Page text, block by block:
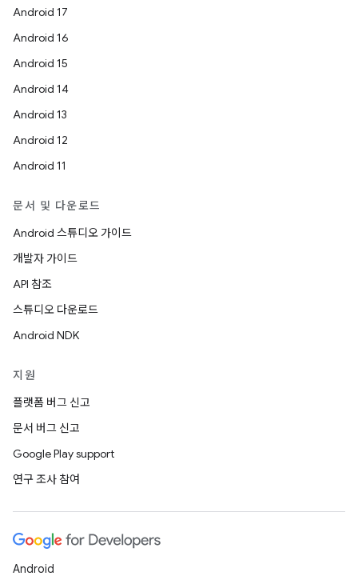
Android 17
Android 16
Android 15
Android 14
Android 13
Android 12
Android 11
문서 및 다운로드
Android 스튜디오 가이드
개발자 가이드
API 참조
스튜디오 다운로드
Android NDK
지원
플랫폼 버그 신고
문서 버그 신고
Google Play support
연구 조사 참여
Android